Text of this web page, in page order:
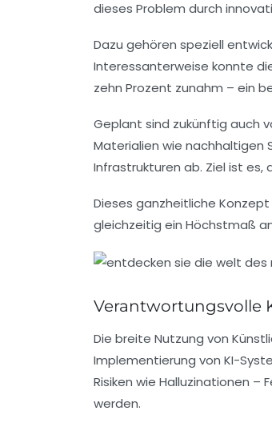
dieses Problem durch
Dazu gehören speziell
Interessanterweise konnte
zehn Prozent zunahm – ein
Geplant sind zukünftig auch
Materialien wie nachhaltigen
Infrastrukturen ab. Ziel ist
Dieses ganzheitliche
gleichzeitig ein Höchstmaß
Verantwortungsvolle
Die breite Nutzung von
Implementierung von KI-
Risiken wie Halluzinationen
werden.